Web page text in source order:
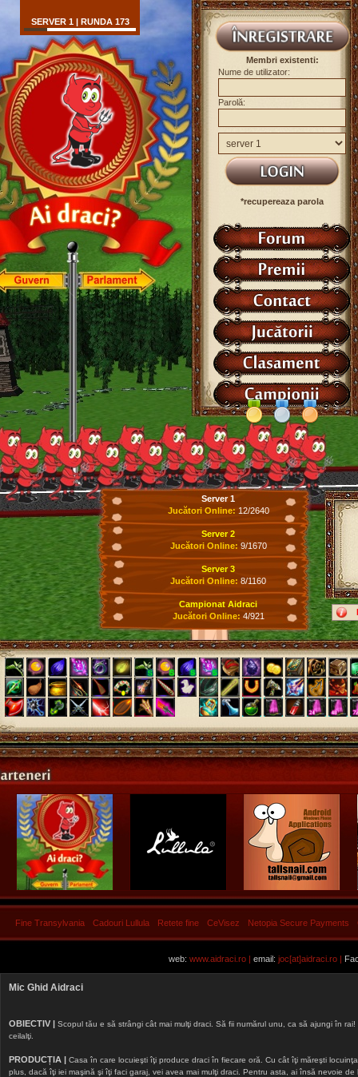
SERVER 1 | RUNDA 173
Membri existenti:
Nume de utilizator:
Parolă:
*recupereaza parola
Server 1
Jucători Online: 12/2640
Server 2
Jucători Online: 9/1670
Server 3
Jucători Online: 8/1160
Campionat Aidraci
Jucători Online: 4/921
Fine Transylvania Cadouri Lullula Retete fine CeVisez Netopia Secure Payments
web: www.aidraci.ro | email: joc[at]aidraci.ro |
Mic Ghid Aidraci
OBIECTIV | Scopul tău e să strângi cât mai mulţi draci. Să fii numărul unu, ca să ajungi în
ceilalţi.
PRODUCȚIA | Casa în care locuieşti îţi produce draci în fiecare oră. Cu cât îţi măreşti
plus, dacă îţi iei maşină şi îţi faci garaj, vei avea mai mulţi draci. Pentru asta, ai însă nevoie